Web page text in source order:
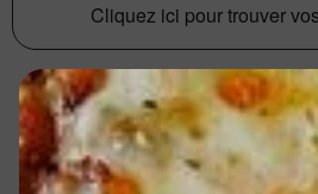
Cliquez ici pour trouver